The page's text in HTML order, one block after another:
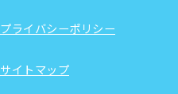
プライバシーポリシー
サイトマップ